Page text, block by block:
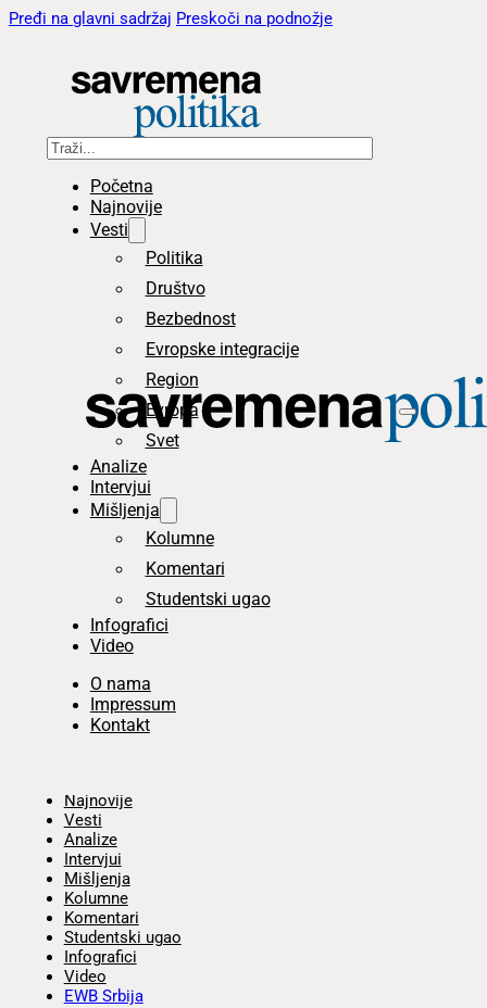
Pređi na glavni sadržaj Preskoči na podnožje
Pretraga
Početna
Najnovije
Vesti
Politika
Društvo
Bezbednost
Evropske integracije
Region
Evropa
Svet
Analize
Intervjui
Mišljenja
Kolumne
Komentari
Studentski ugao
Infografici
Video
O nama
Impressum
Kontakt
Najnovije
Vesti
Analize
Intervjui
Mišljenja
Kolumne
Komentari
Studentski ugao
Infografici
Video
EWB Srbija